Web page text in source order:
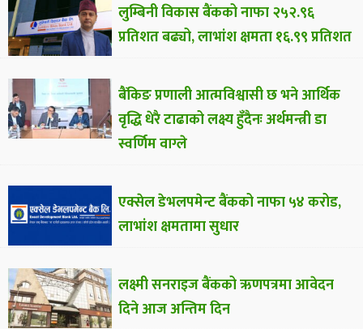
लुम्बिनी विकास बैंकको नाफा २५२.९६
प्रतिशत बढ्यो, लाभांश क्षमता १६.९९ प्रतिशत
बैंकिङ प्रणाली आत्मविश्वासी छ भने आर्थिक
वृद्धि धेरै टाढाको लक्ष्य हुँदैनः अर्थमन्त्री डा
स्वर्णिम वाग्ले
एक्सेल डेभलपमेन्ट बैंकको नाफा ५४ करोड,
लाभांश क्षमतामा सुधार
लक्ष्मी सनराइज बैंकको ऋणपत्रमा आवेदन
दिने आज अन्तिम दिन